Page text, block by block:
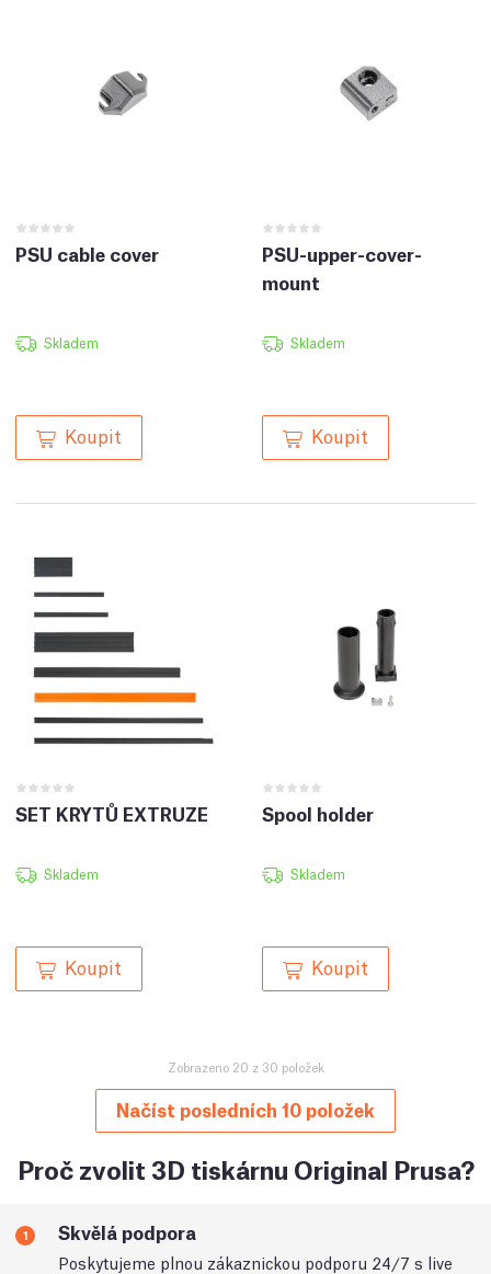
PSU cable cover
Skladem
Koupit
PSU-upper-cover-
mount
Skladem
Koupit
SET KRYTŮ EXTRUZE
Skladem
Koupit
Spool holder
Skladem
Koupit
Zobrazeno 20 z 30 položek
Načíst posledních 10 položek
Proč zvolit 3D tiskárnu Original Prusa?
1 Skvělá podpora
Poskytujeme plnou zákaznickou podporu 24/7 s live